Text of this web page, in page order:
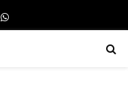
Whatsapp